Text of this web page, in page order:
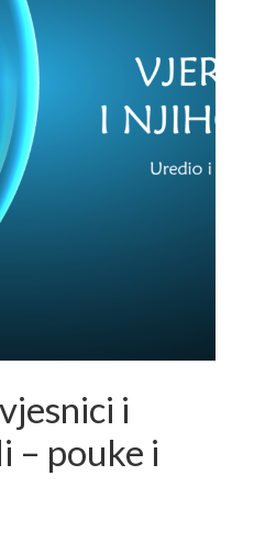
i
– pouke i